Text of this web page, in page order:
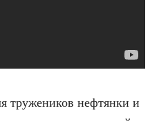
тру­же­ни­ков неф­тян­ки и